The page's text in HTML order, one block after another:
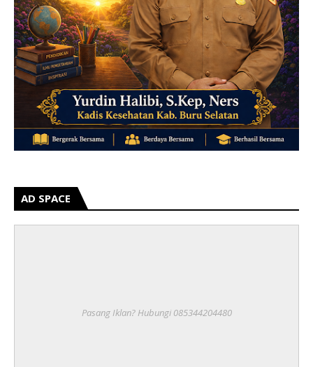
AD SPACE
Pasang Iklan? Hubungi 085344204480